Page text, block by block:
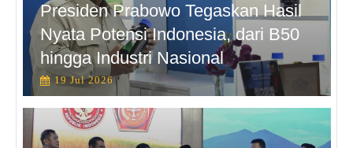
Presiden Prabowo Tegaskan Hasil
Nyata Potensi Indonesia, dari B50
hingga Industri Nasional
19 Jul 2026